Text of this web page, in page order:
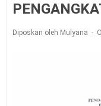
Diposkan oleh Mulyana